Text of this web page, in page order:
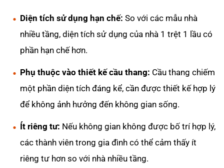
Diện tích sử dụng hạn chế: So với các mẫu nhà
nhiều tầng, diện tích sử dụng của nhà 1 trệt 1 lầu có
phần hạn chế hơn.
Phụ thuộc vào thiết kế cầu thang: Cầu thang chiếm
một phần diện tích đáng kể, cần được thiết kế hợp lý
để không ảnh hưởng đến không gian sống.
Ít riêng tư: Nếu không gian không được bố trí hợp lý,
các thành viên trong gia đình có thể cảm thấy ít
riêng tư hơn so với nhà nhiều tầng.